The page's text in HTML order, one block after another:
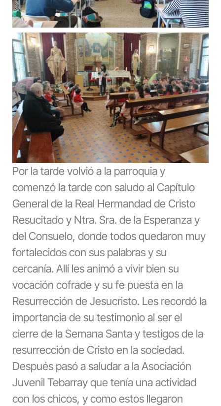
Por la tarde volvió a la parroquia y
comenzó la tarde con saludo al Capítulo
General de la Real Hermandad de Cristo
Resucitado y Ntra. Sra. de la Esperanza y
del Consuelo, donde todos quedaron muy
fortalecidos con sus palabras y su
cercanía. Allí les animó a vivir bien su
vocación cofrade y su fe puesta en la
Resurrección de Jesucristo. Les recordó la
importancia de su testimonio al ser el
cierre de la Semana Santa y testigos de la
resurrección de Cristo en la sociedad.
Después pasó a saludar a la Asociación
Juvenil Tebarray que tenía una actividad
con los chicos, y como estos llegaron